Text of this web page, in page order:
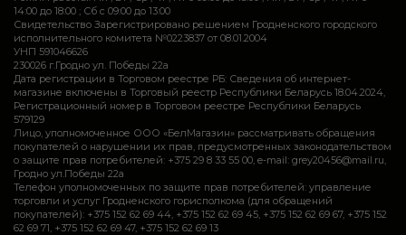
14:00 до 18:00 ; Сб c 09:00 до 13:00
Свидетельство Зарегистрировано решением Гродненского городского
исполнительного комитета №0223837 от 08.01.2004
УНП 591046626
230026 г.Гродно ул. Победы 22а
Дата регистрации в Торговом реестре РБ: Сведения об интернет-
магазине включены в Торговый реестр Республики Беларусь 18.04.2024,
Регистрационный номер в Торговом реестре Республики Беларусь
579129
Лицо, уполномоченное ООО «БелМагазин» рассматривать обращения
покупателей о нарушении их прав, предусмотренных законодательством
о защите прав потребителей: +375 29 8 33 55 00, e-mail: grey20456@mail.ru,
Гродно ул.Победы 22а
Телефон уполномоченных по защите прав потребителей: управление
торговли и услуг Гродненского горисполкома (для обращений
покупателей): +375 152 62 69 44, +375 152 62 69 45, +375 152 62 69 67, +375 152
62 69 71, +375 152 62 69 47, +375 152 62 69 13